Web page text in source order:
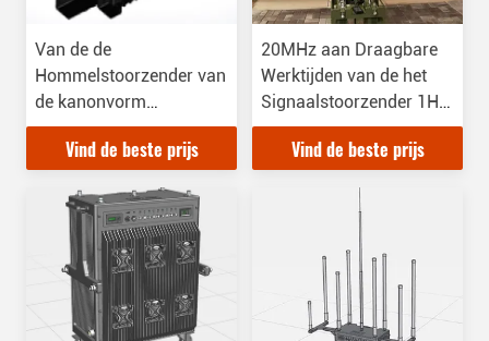
Van de de
Hommelstoorzender van
de kanonvorm
Handbediende Grote
Hoek 1km Afstand
Vind de beste prijs
20MHz aan Draagbare
Werktijden van de het
Signaalstoorzender 1H
van 6GHz de Militaire
Vind de beste prijs